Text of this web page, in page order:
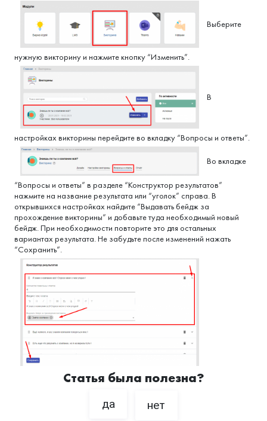
Выберите
нужную викторину и нажмите кнопку “Изменить”.
В
настройках викторины перейдите во вкладку “Вопросы и ответы”.
Во вкладке
“Вопросы и ответы” в разделе “Конструктор результатов”
нажмите на название результата или “уголок” справа. В
открывшихся настройках найдите “Выдавать бейдж за
прохождение викторины” и добавьте туда необходимый новый
бейдж. При необходимости повторите это для остальных
вариантах результата. Не забудьте после изменений нажать
“Сохранить”.
Статья была полезна?
да нет